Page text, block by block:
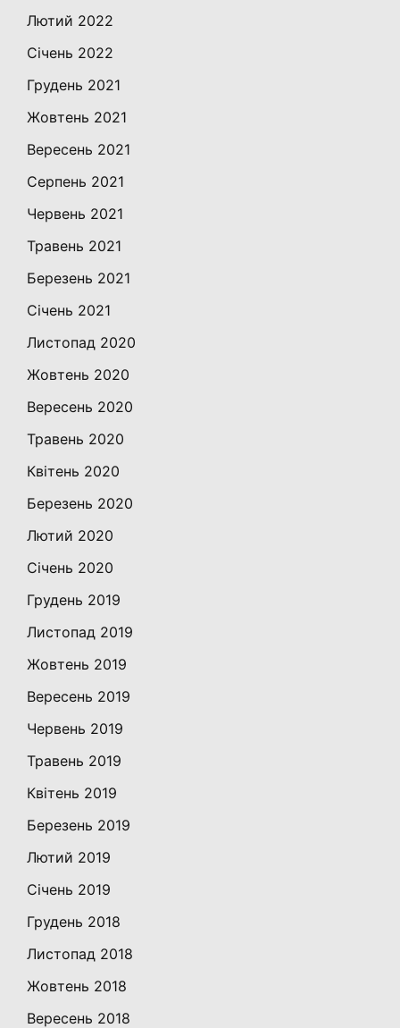
Лютий 2022
Січень 2022
Грудень 2021
Жовтень 2021
Вересень 2021
Серпень 2021
Червень 2021
Травень 2021
Березень 2021
Січень 2021
Листопад 2020
Жовтень 2020
Вересень 2020
Травень 2020
Квітень 2020
Березень 2020
Лютий 2020
Січень 2020
Грудень 2019
Листопад 2019
Жовтень 2019
Вересень 2019
Червень 2019
Травень 2019
Квітень 2019
Березень 2019
Лютий 2019
Січень 2019
Грудень 2018
Листопад 2018
Жовтень 2018
Вересень 2018